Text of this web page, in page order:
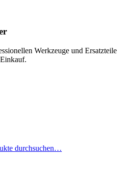
Werkzeuge und Ersatzteile
durchsuchen…